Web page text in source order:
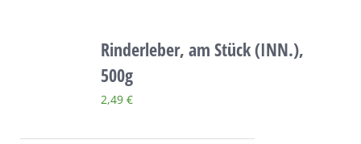
Rinderleber, am Stück (INN.),
500g
2,49 €